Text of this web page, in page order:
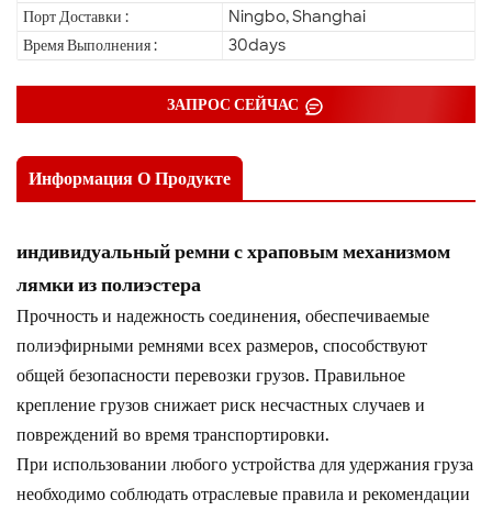
Порт Доставки :
Ningbo, Shanghai
Время Выполнения :
30days
ЗАПРОС СЕЙЧАС
Информация О Продукте
индивидуальныйремни с храповым механизмом
лямки из полиэстера
Прочность и надежность соединения, обеспечиваемые
полиэфирными ремнями всех размеров, способствуют
общей безопасности перевозки грузов. Правильное
крепление грузов снижает риск несчастных случаев и
повреждений во время транспортировки.
При использовании любого устройства для удержания груза
необходимо соблюдать отраслевые правила и рекомендации